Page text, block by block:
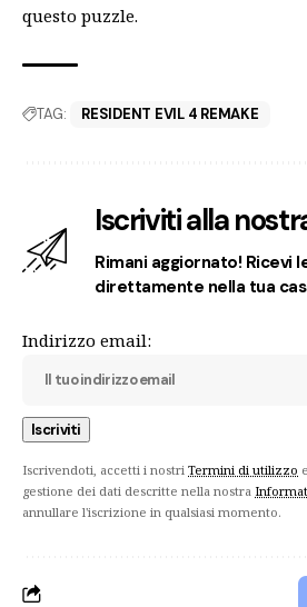
questo puzzle.
TAG: RESIDENT EVIL 4 REMAKE
Iscriviti alla
Rimani aggiornato! Ricevi
direttamente nella tua
Indirizzo email:
Iscrivendoti, accetti i nostri Termini di utilizzo
gestione dei dati descritte nella nostra
annullare l'iscrizione in qualsiasi momento.